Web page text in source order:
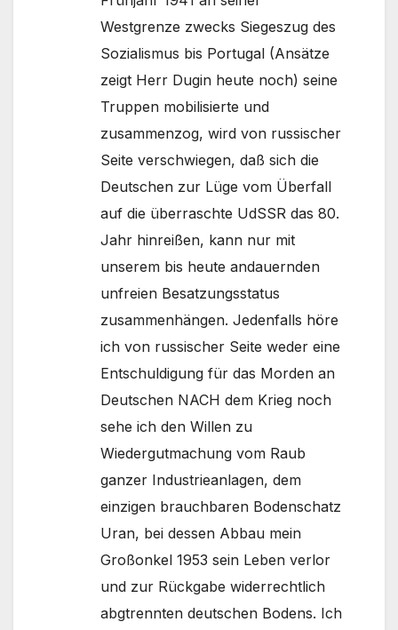
Westgrenze zwecks Siegeszug des
Sozialismus bis Portugal (Ansätze
zeigt Herr Dugin heute noch) seine
Truppen mobilisierte und
zusammenzog, wird von russischer
Seite verschwiegen, daß sich die
Deutschen zur Lüge vom Überfall
auf die überraschte UdSSR das 80.
Jahr hinreißen, kann nur mit
unserem bis heute andauernden
unfreien Besatzungsstatus
zusammenhängen. Jedenfalls höre
ich von russischer Seite weder eine
Entschuldigung für das Morden an
Deutschen NACH dem Krieg noch
sehe ich den Willen zu
Wiedergutmachung vom Raub
ganzer Industrieanlagen, dem
einzigen brauchbaren Bodenschatz
Uran, bei dessen Abbau mein
Großonkel 1953 sein Leben verlor
und zur Rückgabe widerrechtlich
abgtrennten deutschen Bodens. Ich